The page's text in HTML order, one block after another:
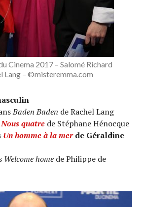
Cinema 2017 – Salomé Richard
Lang – ©misteremma.com
Baden Baden de Rachel Lang
Nous quatre de Stéphane Hénocque
Un homme à la merde Géraldine
Welcome home de Philippe de